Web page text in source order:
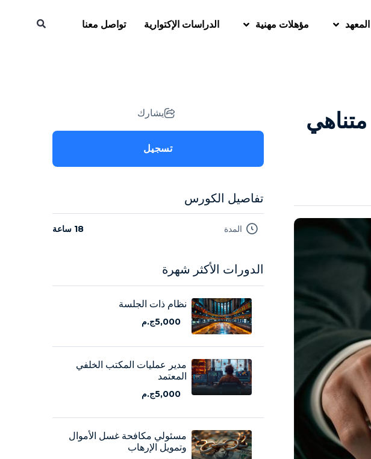
مؤهلات مهنية الدراسات الإكتوارية تواصل معنا
يشارك
تسجيل
تفاصيل الكورس
المدة 18 ساعة
الدورات الأكثر شهرة
نظام ذات الجلسة
5,000ج.م
مدير عمليات المكتب الخلفي
المعتمد
5,000ج.م
مسئولي مكافحة غسل الأموال
وتمويل الإرهاب